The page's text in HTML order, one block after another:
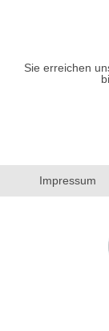
Sie erreichen
Impressum